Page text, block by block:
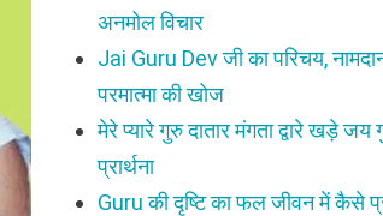
अनमोल विचार
Jai Guru Dev जी का परिचय,
परमात्मा की खोज
मेरे प्यारे गुरु दातार मंगता द्वारे खड़े जय
प्रार्थना
Guru की दृष्टि का फल जीवन में कैसे